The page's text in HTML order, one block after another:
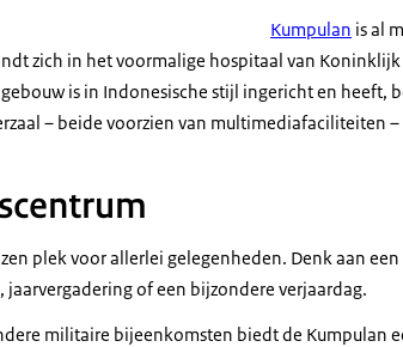
Kumpulan is al
zich in het voormalige hospitaal van
is in Indonesische stijl ingericht en heeft,
– beide voorzien van multimediafaciliteiten
plek voor allerlei gelegenheden. Denk aan
of een bijzondere verjaardag.
militaire bijeenkomsten biedt de Kumpulan